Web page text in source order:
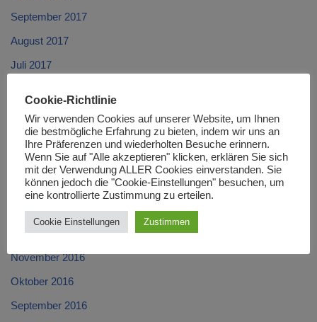
September 2017
August 2017
Juli 2017
Mai 2017
April 2017
März 2017
Februar 2017
Januar 2017
Dezember 2016
November 2016
Oktober 2016
September 2016
Cookie-Richtlinie
Wir verwenden Cookies auf unserer Website, um Ihnen
die bestmögliche Erfahrung zu bieten, indem wir uns an
Ihre Präferenzen und wiederholten Besuche erinnern.
Wenn Sie auf "Alle akzeptieren" klicken, erklären Sie sich
mit der Verwendung ALLER Cookies einverstanden. Sie
können jedoch die "Cookie-Einstellungen" besuchen, um
eine kontrollierte Zustimmung zu erteilen.
Cookie Einstellungen Zustimmen